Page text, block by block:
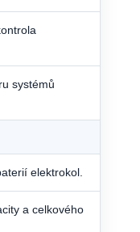
systémů
elektrokol.
a celkového